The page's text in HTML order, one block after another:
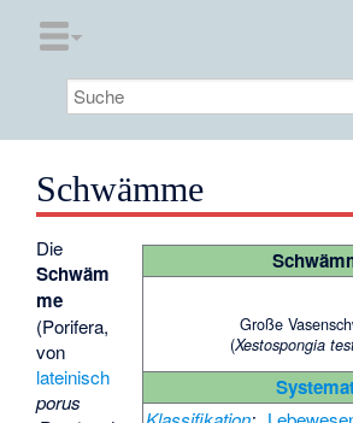
Schwämme
Große
(Xestospongia
Die
Schwäm
me
(Porifera,
von
lateinisch
porus